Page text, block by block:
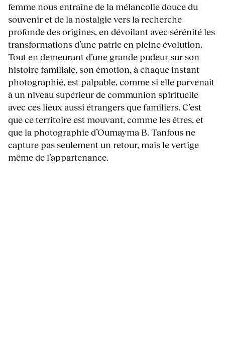
femme nous entraîne de la mélancolie douce du
souvenir et de la nostalgie vers la recherche
profonde des origines, en dévoilant avec sérénité les
transformations d’une patrie en pleine évolution.
Tout en demeurant d’une grande pudeur sur son
histoire familiale, son émotion, à chaque instant
photographié, est palpable, comme si elle parvenait
à un niveau supérieur de communion spirituelle
avec ces lieux aussi étrangers que familiers. C’est
que ce territoire est mouvant, comme les êtres, et
que la photographie d’Oumayma B. Tanfous ne
capture pas seulement un retour, mais le vertige
même de l’appartenance.